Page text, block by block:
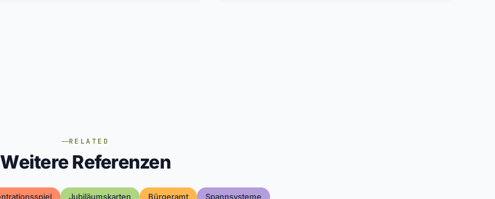
RELATED
Weitere Referenzen
Jubiläumskarten Bürgeramt Spannsysteme